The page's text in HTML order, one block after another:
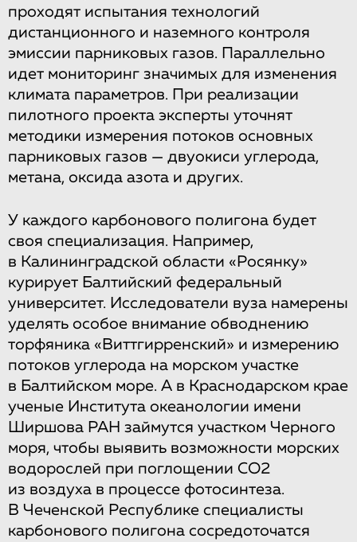
проходят испытания технологий
дистанционного и наземного контроля
эмиссии парниковых газов. Параллельно
идет мониторинг значимых для изменения
климата параметров. При реализации
пилотного проекта эксперты уточнят
методики измерения потоков основных
парниковых газов — двуокиси углерода,
метана, оксида азота и других.
У каждого карбонового полигона будет
своя специализация. Например,
в Калининградской области «Росянку»
курирует Балтийский федеральный
университет. Исследователи вуза намерены
уделять особое внимание обводнению
торфяника «Виттгирренский» и измерению
потоков углерода на морском участке
в Балтийском море. А в Краснодарском крае
ученые Института океанологии имени
Ширшова РАН займутся участком Черного
моря, чтобы выявить возможности морских
водорослей при поглощении СО2
из воздуха в процессе фотосинтеза.
В Чеченской Республике специалисты
карбонового полигона сосредоточатся